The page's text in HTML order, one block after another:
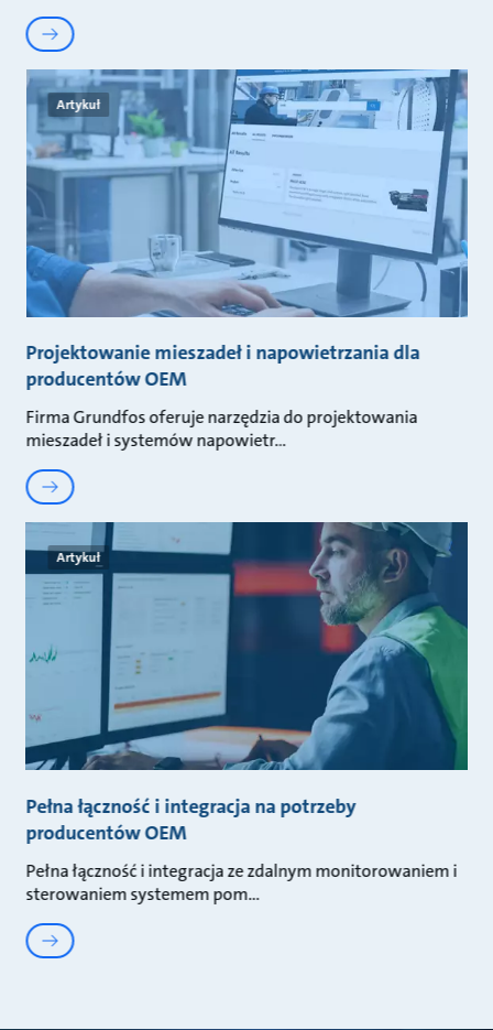
Artykuł
Projektowanie mieszadeł i napowietrzania dla
producentów OEM
Firma Grundfos oferuje narzędzia do projektowania
mieszadeł i systemów napowietr
Artykuł
Pełna łączność i integracja na potrzeby
producentów OEM
Pełna łączność i integracja ze zdalnym monitorowaniem i
sterowaniem systemem pom